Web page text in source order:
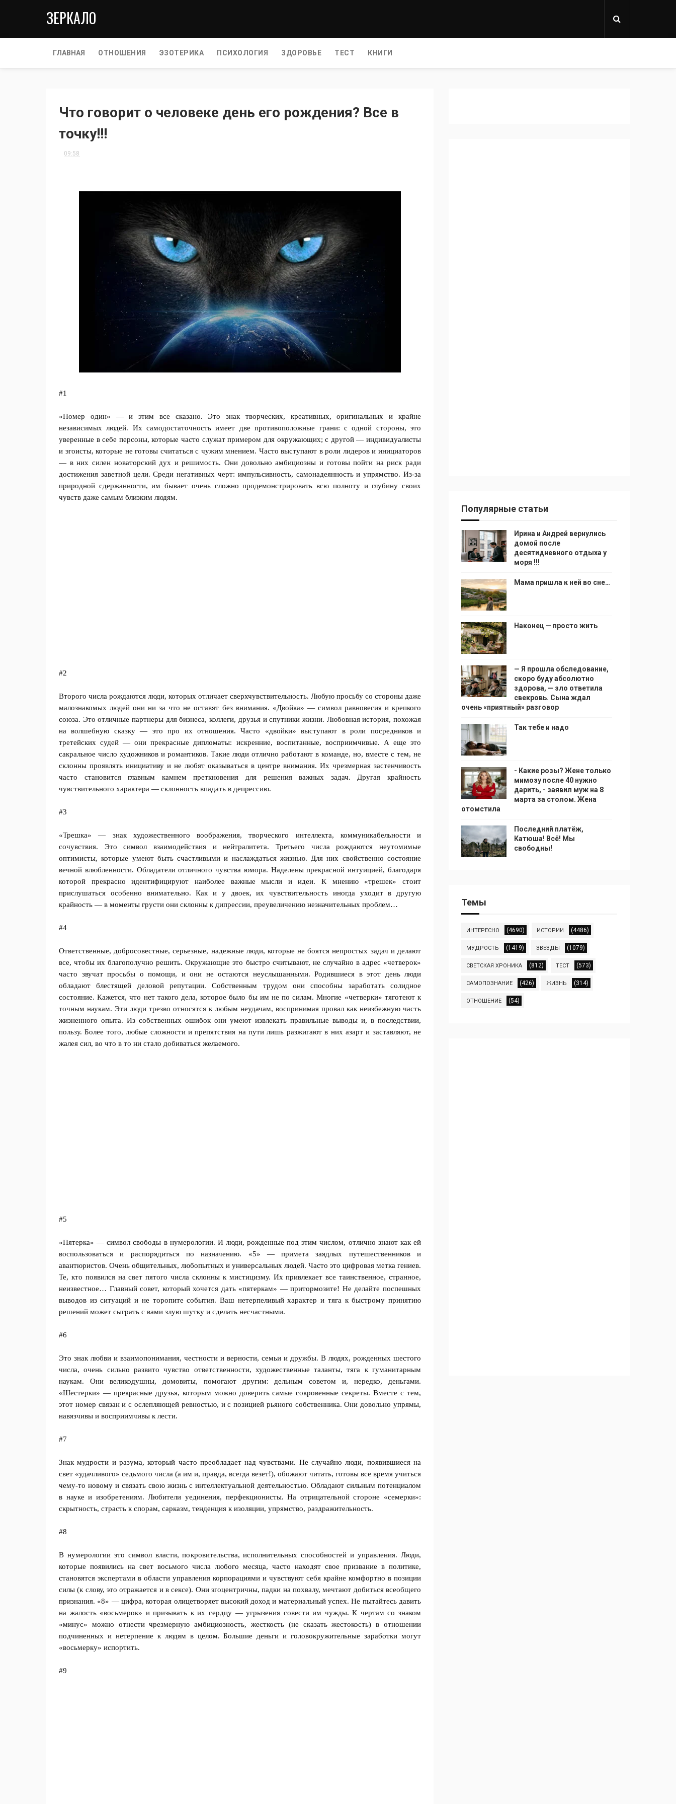
ЗЕРКАЛО
ГЛАВНАЯ ОТНОШЕНИЯ ЭЗОТЕРИКА ПСИХОЛОГИЯ ЗДОРОВЬЕ ТЕСТ КНИГИ
Что говорит о человеке день его рождения? Все в
точку!!!
09:58
#1
«Номер один» — и этим все сказано. Это знак творческих, креативных, оригинальных и крайне
независимых людей. Их самодостаточность имеет две противоположные грани: с одной стороны, это
уверенные в себе персоны, которые часто служат примером для окружающих; с другой — индивидуалисты
и эгоисты, которые не готовы считаться с чужим мнением. Часто выступают в роли лидеров и инициаторов
— в них силен новаторский дух и решимость. Они довольно амбициозны и готовы пойти на риск ради
достижения заветной цели. Среди негативных черт: импульсивность, самонадеянность и упрямство. Из-за
природной сдержанности, им бывает очень сложно продемонстрировать всю полноту и глубину своих
чувств даже самым близким людям.
#2
Второго числа рождаются люди, которых отличает сверхчувствительность. Любую просьбу со стороны даже
малознакомых людей они ни за что не оставят без внимания. «Двойка» — символ равновесия и крепкого
союза. Это отличные партнеры для бизнеса, коллеги, друзья и спутники жизни. Любовная история, похожая
на волшебную сказку — это про их отношения. Часто «двойки» выступают в роли посредников и
третейских судей — они прекрасные дипломаты: искренние, воспитанные, восприимчивые. А еще это
сакральное число художников и романтиков. Такие люди отлично работают в команде, но, вместе с тем, не
склонны проявлять инициативу и не любят оказываться в центре внимания. Их чрезмерная застенчивость
часто становится главным камнем преткновения для решения важных задач. Другая крайность
чувствительного характера — склонность впадать в депрессию.
#3
«Трешка» — знак художественного воображения, творческого интеллекта, коммуникабельности и
сочувствия. Это символ взаимодействия и нейтралитета. Третьего числа рождаются неутомимые
оптимисты, которые умеют быть счастливыми и наслаждаться жизнью. Для них свойственно состояние
вечной влюбленности. Обладатели отличного чувства юмора. Наделены прекрасной интуицией, благодаря
которой прекрасно идентифицируют наиболее важные мысли и идеи. К мнению «трешек» стоит
прислушаться особенно внимательно. Как и у двоек, их чувствительность иногда уходит в другую
крайность — в моменты грусти они склонны к дипрессии, преувеличению незначительных проблем…
#4
Ответственные, добросовестные, серьезные, надежные люди, которые не боятся непростых задач и делают
все, чтобы их благополучно решить. Окружающие это быстро считывают, не случайно в адрес «четверок»
часто звучат просьбы о помощи, и они не остаются неуслышанными. Родившиеся в этот день люди
обладают блестящей деловой репутации. Собственным трудом они способны заработать солидное
состояние. Кажется, что нет такого дела, которое было бы им не по силам. Многие «четверки» тяготеют к
точным наукам. Эти люди трезво относятся к любым неудачам, воспринимая провал как неизбежную часть
жизненного опыта. Из собственных ошибок они умеют извлекать правильные выводы и, в последствии,
пользу. Более того, любые сложности и препятствия на пути лишь разжигают в них азарт и заставляют, не
жалея сил, во что в то ни стало добиваться желаемого.
#5
«Пятерка» — символ свободы в нумерологии. И люди, рожденные под этим числом, отлично знают как ей
воспользоваться и распорядиться по назначению. «5» — примета заядлых путешественников и
авантюристов. Очень общительных, любопытных и универсальных людей. Часто это цифровая метка гениев.
Те, кто появился на свет пятого числа склонны к мистицизму. Их привлекает все таинственное, странное,
неизвестное… Главный совет, который хочется дать «пятеркам» — притормозите! Не делайте поспешных
выводов из ситуаций и не торопите события. Ваш нетерпеливый характер и тяга к быстрому принятию
решений может сыграть с вами злую шутку и сделать несчастными.
#6
Это знак любви и взаимопонимания, честности и верности, семьи и дружбы. В людях, рожденных шестого
числа, очень сильно развито чувство ответственности, художественные таланты, тяга к гуманитарным
наукам. Они великодушны, домовиты, помогают другим: дельным советом и, нередко, деньгами.
«Шестерки» — прекрасные друзья, которым можно доверить самые сокровенные секреты. Вместе с тем,
этот номер связан и с ослепляющей ревностью, и с позицией рьяного собственника. Они довольно упрямы,
навязчивы и восприимчивы к лести.
#7
Знак мудрости и разума, который часто преобладает над чувствами. Не случайно люди, появившиеся на
свет «удачливого» седьмого числа (а им и, правда, всегда везет!), обожают читать, готовы все время учиться
чему-то новому и связать свою жизнь с интеллектуальной деятельностью. Обладают сильным потенциалом
в науке и изобретениям. Любители уединения, перфекционисты. На отрицательной стороне «семерки»:
скрытность, страсть к спорам, сарказм, тенденция к изоляции, упрямство, раздражительность.
#8
В нумерологии это символ власти, покровительства, исполнительных способностей и управления. Люди,
которые появились на свет восьмого числа любого месяца, часто находят свое призвание в политике,
становятся экспертами в области управления корпорациями и чувствуют себя крайне комфортно в позиции
силы (к слову, это отражается и в сексе). Они эгоцентричны, падки на похвалу, мечтают добиться всеобщего
признания. «8» — цифра, которая олицетворяет высокий доход и материальный успех. Не пытайтесь давить
на жалость «восьмерок» и призывать к их сердцу — угрызения совести им чужды. К чертам со знаком
«минус» можно отнести чрезмерную амбициозность, жесткость (не сказать жестокость) в отношении
подчиненных и нетерпение к людям в целом. Большие деньги и головокружительные заработки могут
«восьмерку» испортить.
#9
Популярные статьи
Ирина и Андрей вернулись
домой после
десятидневного отдыха у
моря !!!
Мама пришла к ней во сне…
Наконец — просто жить
— Я прошла обследование,
скоро буду абсолютно
здорова, — зло ответила
свекровь. Сына ждал
очень «приятный» разговор
Так тебе и надо
- Какие розы? Жене только
мимозу после 40 нужно
дарить, - заявил муж на 8
марта за столом. Жена
отомстила
Последний платёж,
Катюша! Всё! Мы
свободны!
Темы
ИНТЕРЕСНО (4690) ИСТОРИИ (4486)
МУДРОСТЬ (1419) ЗВЕЗДЫ (1079)
СВЕТСКАЯ ХРОНИКА (812) ТЕСТ (573)
САМОПОЗНАНИЕ (426) ЖИЗНЬ (314)
ОТНОШЕНИЕ (54)